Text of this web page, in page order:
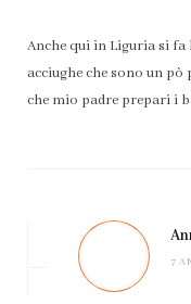
Anche qui in Liguria si fa
acciughe che sono un
che mio padre prepari i
7